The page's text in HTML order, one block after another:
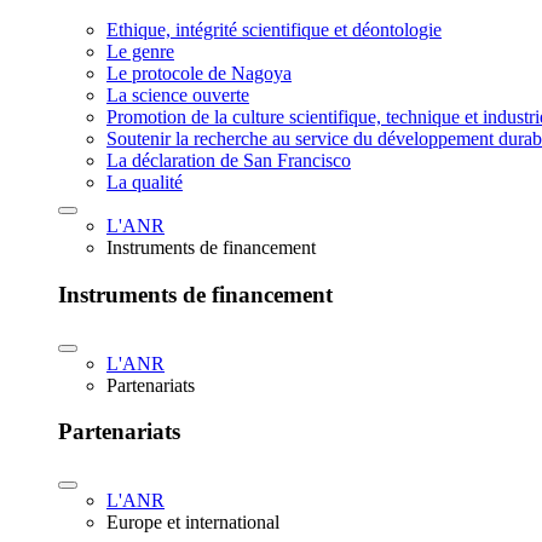
Ethique, intégrité scientifique et déontologie
Le genre
Le protocole de Nagoya
La science ouverte
Promotion de la culture scientifique, technique et
Soutenir la recherche au service du développement
La déclaration de San Francisco
La qualité
L'ANR
Instruments de financement
Instruments de financement
L'ANR
Partenariats
Partenariats
L'ANR
Europe et international